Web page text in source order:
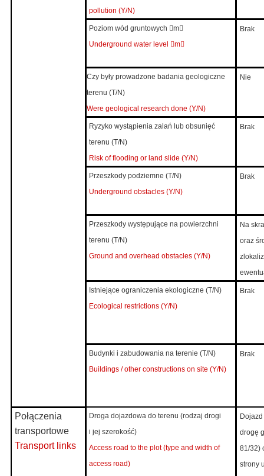
pollution (Y/N)
Poziom wód gruntowych m
Underground water level
m
Brak
Czy były prowadzone badania geologiczne
terenu (T/N)
Were geological research done (Y/N)
Nie
Ryzyko wystąpienia zalań lub obsunięć
terenu (T/N)
Risk of flooding or land slide (Y/N)
Brak
Przeszkody podziemne (T/N)
Underground obstacles (Y/N)
Brak
Przeszkody występujące na powierzchni
terenu (T/N)
Ground and overhead obstacles (Y/N)
Na
oraz
Istniejące ograniczenia ekologiczne (T/N)
Ecological restrictions (Y/N)
Brak
Budynki i zabudowania na terenie (T/N)
Buildings / other constructions on site (Y/N)
Brak
Połączenia
transportowe
Transport links
Droga dojazdowa do terenu (rodzaj drogi
i jej szerokość)
Access road to the plot (type and width of
access road)
drogę
81/32)
strony